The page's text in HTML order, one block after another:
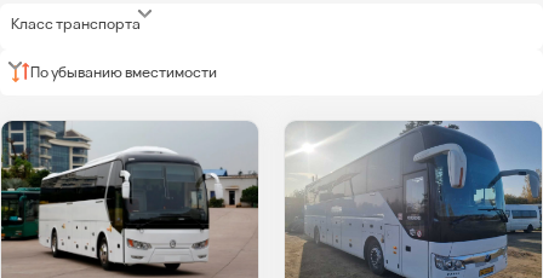
Класс транспорта
По убыванию вместимости